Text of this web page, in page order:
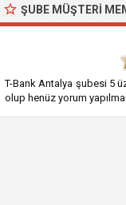
ŞUBE MÜŞTERI
T-Bank Antalya şubesi 5
olup henüz yorum